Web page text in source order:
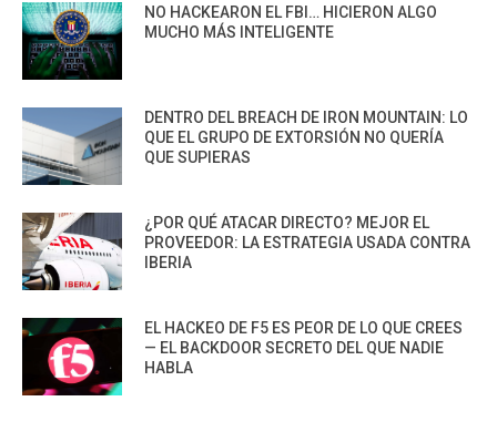
NO HACKEARON EL FBI… HICIERON ALGO
MUCHO MÁS INTELIGENTE
DENTRO DEL BREACH DE IRON MOUNTAIN: LO
QUE EL GRUPO DE EXTORSIÓN NO QUERÍA
QUE SUPIERAS
¿POR QUÉ ATACAR DIRECTO? MEJOR EL
PROVEEDOR: LA ESTRATEGIA USADA CONTRA
IBERIA
EL HACKEO DE F5 ES PEOR DE LO QUE CREES
— EL BACKDOOR SECRETO DEL QUE NADIE
HABLA